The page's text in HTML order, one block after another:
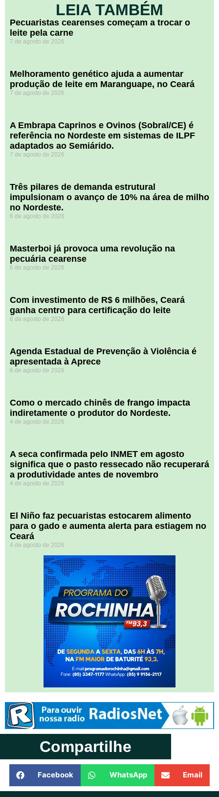
LEIA TAMBÉM
Pecuaristas cearenses começam a trocar o
leite pela carne
7 de agosto de 2026
Melhoramento genético ajuda a aumentar
produção de leite em Maranguape, no Ceará
7 de agosto de 2026
A Embrapa Caprinos e Ovinos (Sobral/CE) é
referência no Nordeste em sistemas de ILPF
adaptados ao Semiárido.
7 de agosto de 2026
​Três pilares de demanda estrutural
impulsionam o avanço de 10% na área de milho
no Nordeste.
6 de agosto de 2026
Masterboi já provoca uma revolução na
pecuária cearense
6 de agosto de 2026
Com investimento de R$ 6 milhões, Ceará
ganha centro para certificação do leite
6 de agosto de 2026
Agenda Estadual de Prevenção à Violência é
apresentada à Aprece
6 de agosto de 2026
​Como o mercado chinês de frango impacta
indiretamente o produtor do Nordeste.
4 de agosto de 2026
A seca confirmada pelo INMET em agosto
significa que o pasto ressecado não recuperará
a produtividade antes de novembro
4 de agosto de 2026
El Niño faz pecuaristas estocarem alimento
para o gado e aumenta alerta para estiagem no
Ceará
4 de agosto de 2026
Compartilhe
Facebook WhatsApp Email